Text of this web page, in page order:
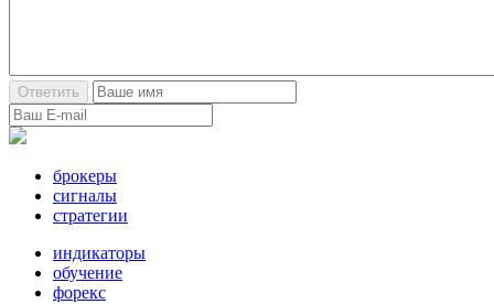
брокеры
сигналы
стратегии
индикаторы
обучение
форекс